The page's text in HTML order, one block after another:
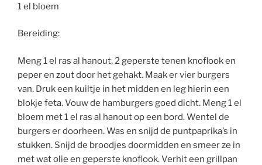
1 el bloem
Bereiding:
Meng 1 el ras al hanout, 2 geperste tenen knoflook en
peper en zout door het gehakt. Maak er vier burgers
van. Druk een kuiltje in het midden en leg hierin een
blokje feta. Vouw de hamburgers goed dicht. Meng 1 el
bloem met 1 el ras al hanout op een bord. Wentel de
burgers er doorheen. Was en snijd de puntpaprika’s in
stukken. Snijd de broodjes doormidden en smeer ze in
met wat olie en geperste knoflook. Verhit een grillpan